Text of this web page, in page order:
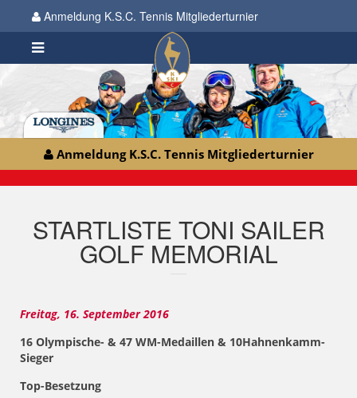
Anmeldung K.S.C. Tennis Mitgliederturnier
Anmeldung K.S.C. Tennis Mitgliederturnier
STARTLISTE TONI SAILER
GOLF MEMORIAL
Freitag, 16. September 2016
16 Olympische- & 47 WM-Medaillen & 10Hahnenkamm-
Sieger
Top-Besetzung